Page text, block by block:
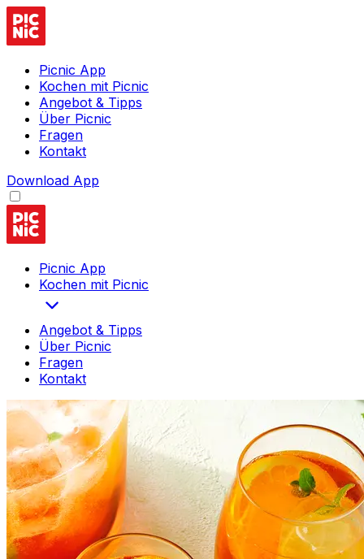
Picnic App
Kochen mit Picnic
Angebot & Tipps
Über Picnic
Fragen
Kontakt
Download App
Picnic App
Kochen mit Picnic
Angebot & Tipps
Über Picnic
Fragen
Kontakt